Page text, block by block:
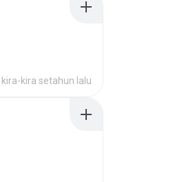
kira-kira setahun lalu